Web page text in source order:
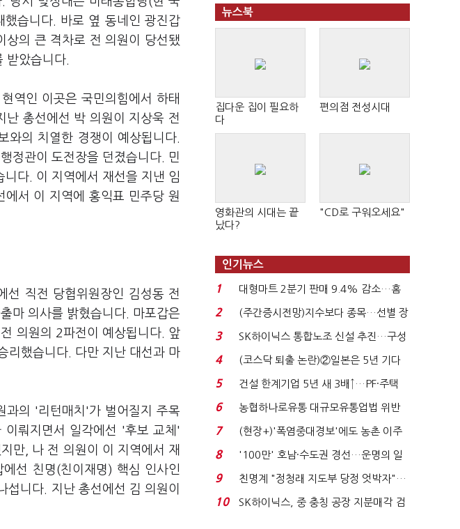
습니다. 바로 옆 동네인 광진갑
의 큰 격차로 전 의원이 당선됐
받았습니다.
역인 이곳은 국민의힘에서 하태
총선에선 박 의원이 지상욱 전
의 치열한 경쟁이 예상됩니다.
정관이 도전장을 던졌습니다. 민
다. 이 지역에서 재선을 지낸 임
서 이 지역에 홍익표 민주당 원
선 직전 당협위원장인 김성동 전
마 의사를 밝혔습니다. 마포갑은
의원의 2파전이 예상됩니다. 앞
리했습니다. 다만 지난 대선과 마
과의 '리턴매치'가 벌어질지 주목
뤄지면서 일각에선 '후보 교체'
만, 나 전 의원이 이 지역에서 재
선 친명(친이재명) 핵심 인사인
니다. 지난 총선에선 김 의원이
뉴스북
집다운 집이 필요하
다
편의점 전성시대
영화관의 시대는 끝
났다?
"CD로 구워오세요"
인기뉴스
1
대형마트 2분기 판매 9.4% 감소…홈
플러스 사태 여파...
2
(주간증시전망)지수보다 종목…선별 장
세 이어진다...
3
SK하이닉스 통합노조 신설 추진…구성
원 간 성과급 불...
4
(코스닥 퇴출 논란)②일본은 5년 기다
려주는데 우리는 ...
5
건설 한계기업 5년 새 3배↑…PF·주택
침체에 재무 ...
6
농협하나로유통 대규모유통업법 위반
적발…공정위, 과...
7
(현장+)'폭염중대경보'에도 농촌 이주
노동자는 강행군…'야...
8
'100만' 호남·수도권 경선…운명의 일
주일
9
친명계 "정청래 지도부 당정 엇박자"…
친청계 "신천지 오...
10
SK하이닉스, 중 충칭 공장 지분매각 검